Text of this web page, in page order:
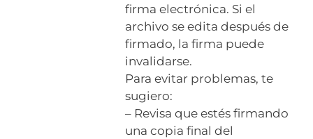
firma electrónica. Si el
archivo se edita después de
firmado, la firma puede
invalidarse.
Para evitar problemas, te
sugiero:
– Revisa que estés firmando
una copia final del